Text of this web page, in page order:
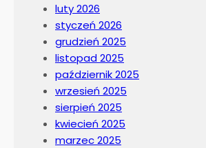
luty 2026
styczeń 2026
grudzień 2025
listopad 2025
październik 2025
wrzesień 2025
sierpień 2025
kwiecień 2025
marzec 2025